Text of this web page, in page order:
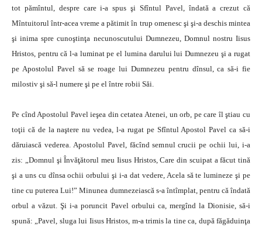
tot pămîntul, despre care i-a spus şi Sfîntul Pavel, îndată a crezut că
Mîntuitorul într-acea vreme a pătimit în trup omenesc şi şi-a deschis mintea
şi inima spre cunoştinţa necunoscutului Dumnezeu, Domnul nostru Iisus
Hristos, pentru că l-a luminat pe el lumina darului lui Dumnezeu şi a rugat
pe Apostolul Pavel să se roage lui Dumnezeu pentru dînsul, ca să-i fie
milostiv şi să-l numere şi pe el între robii Săi.
Pe cînd Apostolul Pavel ieşea din cetatea Atenei, un orb, pe care îl ştiau cu
toţii că de la naştere nu vedea, l-a rugat pe Sfîntul Apostol Pavel ca să-i
dăruiască vederea. Apostolul Pavel, făcînd semnul crucii pe ochii lui, i-a
zis: „Domnul şi Învăţătorul meu Iisus Hristos, Care din scuipat a făcut tină
şi a uns cu dînsa ochii orbului şi i-a dat vedere, Acela să te lumineze şi pe
tine cu puterea Lui!” Minunea dumnezeiască s-a întîmplat, pentru că îndată
orbul a văzut. Şi i-a poruncit Pavel orbului ca, mergînd la Dionisie, să-i
spună: „Pavel, sluga lui Iisus Hristos, m-a trimis la tine ca, după făgăduinţa